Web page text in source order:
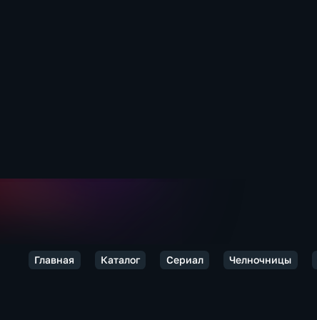
Главная Каталог Сериал Челночницы